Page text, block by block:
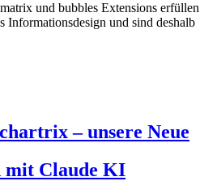
und bubbles Extensions erfüllen
Informa­tionsdesign und sind deshalb
– unsere Neue
mit Claude KI